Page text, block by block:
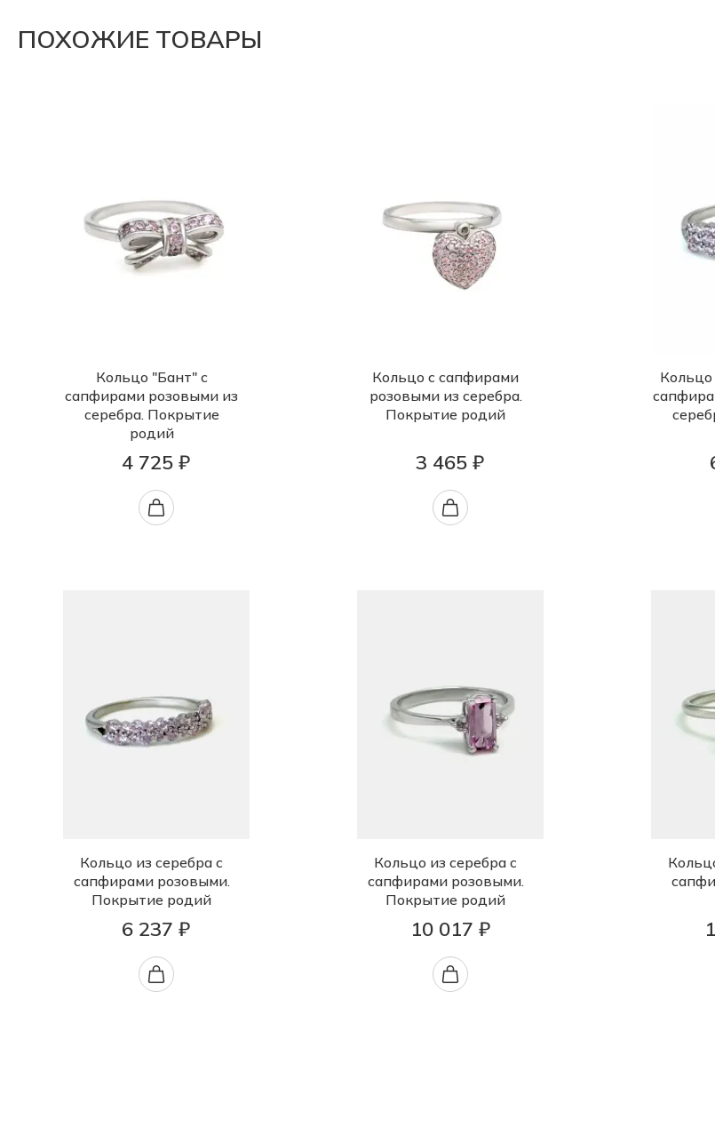
ПОХОЖИЕ ТОВАРЫ
Кольцо "Бант" с
сапфирами розовыми из
серебра. Покрытие
родий
4 725 ₽
Кольцо с сапфирами
розовыми из серебра.
Покрытие родий
3 465 ₽
Кольцо из серебра с
сапфирами розовыми.
Покрытие родий
6 237 ₽
Кольцо из серебра с
сапфирами розовыми.
Покрытие родий
10 017 ₽